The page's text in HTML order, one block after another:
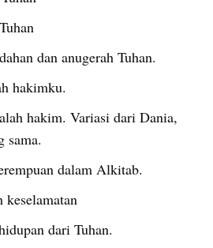
dan anugerah Tuhan.
hakimku.
hakim. Variasi dari Dania,
sama.
dalam Alkitab.
keselamatan
dari Tuhan.